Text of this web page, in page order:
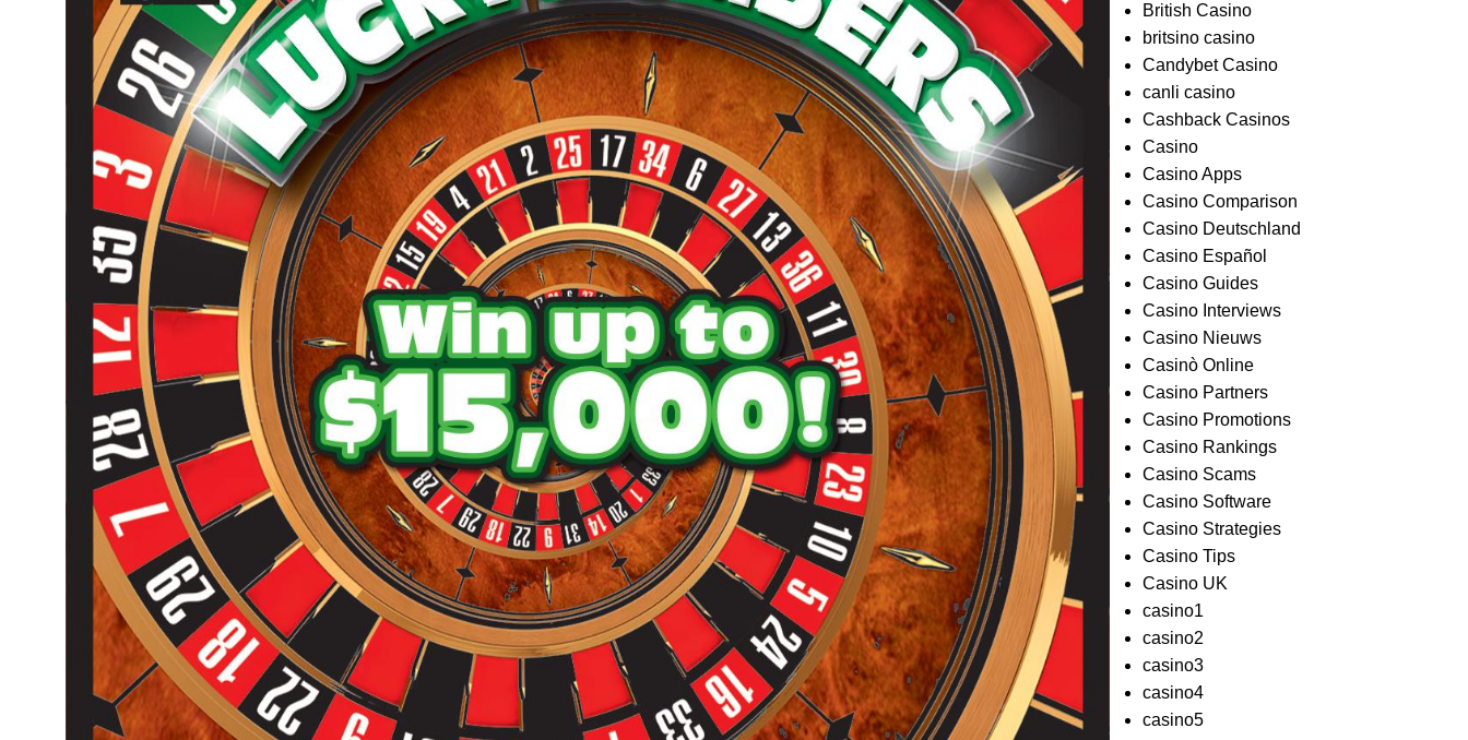
British Casino
britsino casino
Candybet Casino
canli casino
Cashback Casinos
Casino
Casino Apps
Casino Comparison
Casino Deutschland
Casino Español
Casino Guides
Casino Interviews
Casino Nieuws
Casinò Online
Casino Partners
Casino Promotions
Casino Rankings
Casino Scams
Casino Software
Casino Strategies
Casino Tips
Casino UK
casino1
casino2
casino3
casino4
casino5